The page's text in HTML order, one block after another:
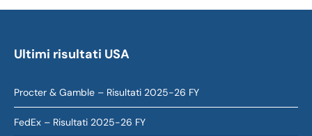
Ultimi risultati USA
Procter & Gamble – Risultati 2025-26 FY
FedEx – Risultati 2025-26 FY